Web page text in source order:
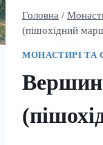
Головна /
(пішохідний
МОНАСТИРІ ТА